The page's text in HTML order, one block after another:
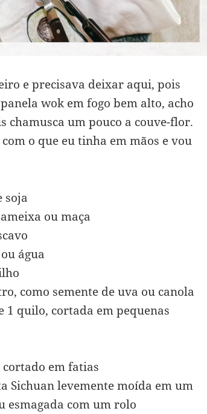
e precisava deixar aqui, pois
wok em fogo bem alto, acho
chamusca um pouco a couve-flor.
o que eu tinha em mãos e vou
soja
ou maça
água
como semente de uva ou canola
1 quilo, cortada em pequenas
em fatias
Sichuan levemente moída em um
esmagada com um rolo